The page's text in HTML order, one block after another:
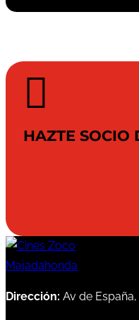

HAZTE SOCIO
Dirección: Av de